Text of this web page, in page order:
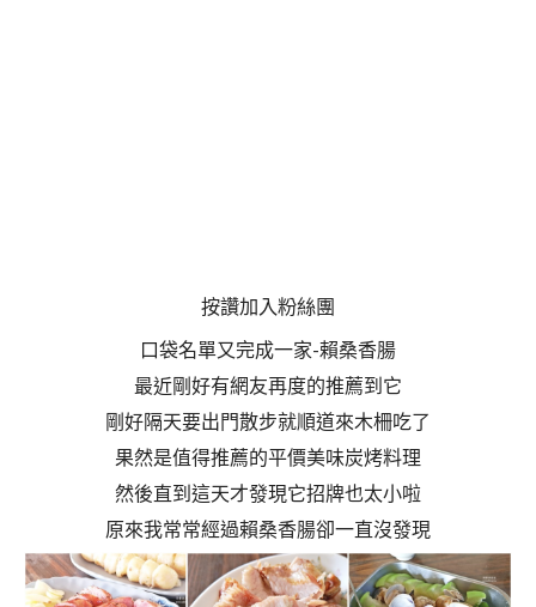
按讚加入粉絲團
口袋名單又完成一家-賴桑香腸
最近剛好有網友再度的推薦到它
剛好隔天要出門散步就順道來木柵吃了
果然是值得推薦的平價美味炭烤料理
然後直到這天才發現它招牌也太小啦
原來我常常經過賴桑香腸卻一直沒發現